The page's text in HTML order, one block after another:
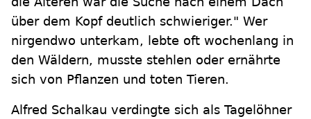
über dem Kopf deutlich schwieriger." Wer
nirgendwo unterkam, lebte oft wochenlang in
den Wäldern, musste stehlen oder ernährte
sich von Pflanzen und toten Tieren.
Alfred Schalkau verdingte sich als Tagelöhner